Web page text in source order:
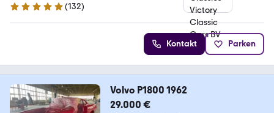
5 Sterne
(132)
Kontakt Parken
Volvo P1800 1962
29.000 €